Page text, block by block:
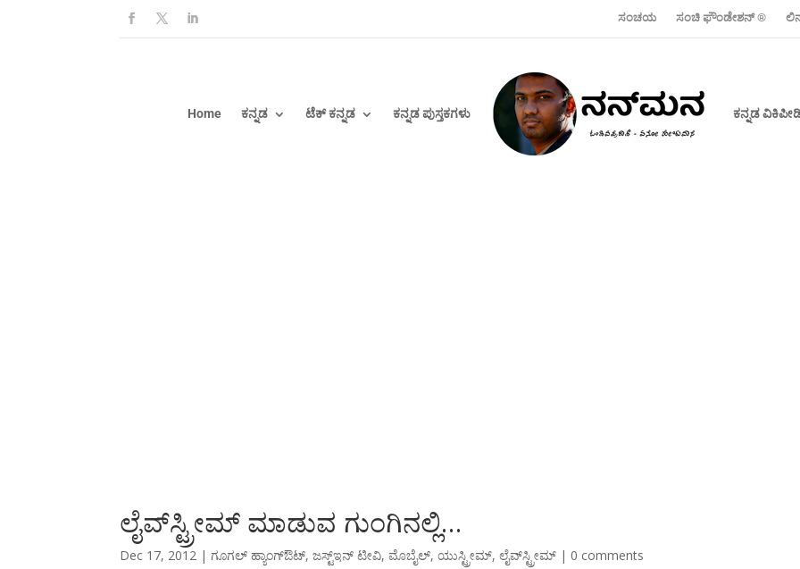
ಸಂಚಯ ಸಂಚಿ ಫೌಂಡೇಶನ್ ‍®
Home ಕನ್ನಡ ಟೆಕ್ ಕನ್ನಡ ಕನ್ನಡ ಪುಸ್ತಕಗಳು ಕನ್ನಡ
ಲೈವ್‌ಸ್ಟ್ರೀಮ್ ಮಾಡುವ ಗುಂಗಿನಲ್ಲಿ…
Dec 17, 2012 |ಗೂಗಲ್ ಹ್ಯಾಂಗ್‌ಔಟ್,ಜಸ್ಟ್‌ಇನ್ ಟೀವಿ,ಮೊಬೈಲ್,ಯುಸ್ಟ್ರೀಮ್,ಲೈವ್‌ಸ್ಟ್ರೀಮ್ | 0 comments